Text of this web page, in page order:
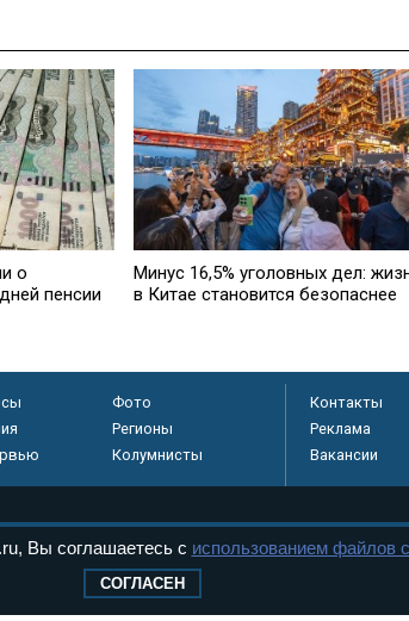
о
пенсии
Минус 16,5% уголовных дел:
в Китае становится безопаснее
Фото
Регионы
Колумнисты
Контакты
Реклама
Вакансии
Вы соглашаетесь с использованием файлов
СОГЛАСЕН